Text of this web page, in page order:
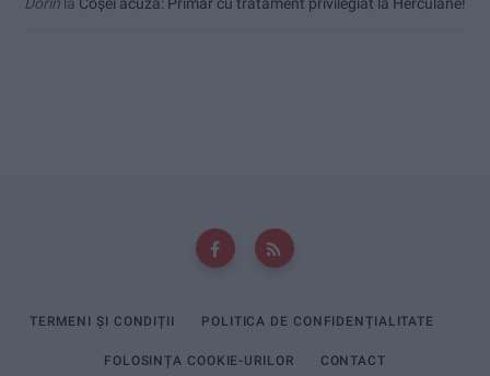
TERMENI ȘI CONDIȚII POLITICA DE CONFIDENȚIALITATE
FOLOSINȚA COOKIE-URILOR CONTACT